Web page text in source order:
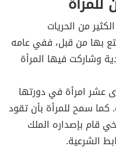
من الحريات
بها من قبل، ففي عامه
وشاركت فيها المرأة
عشر امرأة في دورتها
كما سمح للمرأة بأن تقود
قام بإصداره الملك
الشرعية.